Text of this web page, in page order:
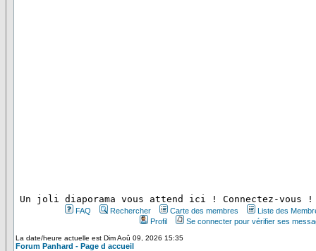
Un joli diaporama vous attend ici ! Connectez-vous !
FAQ Rechercher Carte des membres
Liste des
Profil
Se connecter pour vérifier ses
La date/heure actuelle est Dim Aoû 09, 2026 15:35
Forum Panhard - Page d accueil